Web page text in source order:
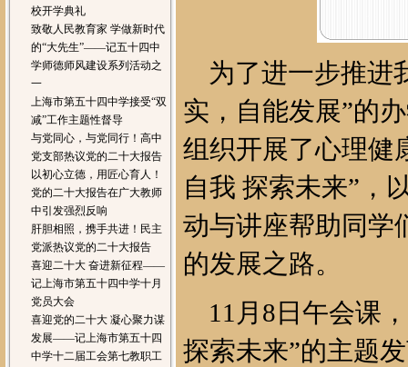
校开学典礼
致敬人民教育家 学做新时代
的“大先生”——记五十四中
学师德师风建设系列活动之
一
上海市第五十四中学接受“双
减”工作主题性督导
与党同心，与党同行！高中
党支部热议党的二十大报告
以初心立德，用匠心育人！
党的二十大报告在广大教师
中引发强烈反响
肝胆相照，携手共进！民主
党派热议党的二十大报告
喜迎二十大 奋进新征程——
记上海市第五十四中学十月
党员大会
喜迎党的二十大 凝心聚力谋
发展——记上海市第五十四
中学十二届工会第七教职工
为了进一步推进
实，自能发展”的
组织开展了心理健
自我 探索未来”，
动与讲座帮助同学
的发展之路。
11月8日午会课
探索未来”的主题